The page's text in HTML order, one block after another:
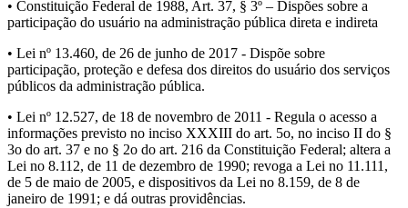
• Constituição Federal de 1988, Art. 37, § 3º – Dispões sobre a
participação do usuário na administração pública direta e indireta
• Lei nº 13.460, de 26 de junho de 2017 - Dispõe sobre
participação, proteção e defesa dos direitos do usuário dos serviços
públicos da administração pública.
• Lei nº 12.527, de 18 de novembro de 2011 - Regula o acesso a
informações previsto no inciso XXXIII do art. 5o, no inciso II do §
3o do art. 37 e no § 2o do art. 216 da Constituição Federal; altera a
Lei no 8.112, de 11 de dezembro de 1990; revoga a Lei no 11.111,
de 5 de maio de 2005, e dispositivos da Lei no 8.159, de 8 de
janeiro de 1991; e dá outras providências.